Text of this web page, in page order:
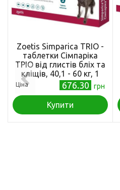
Zoetis Simparica TRIO -
таблетки Сімпаріка
ТРІО від глистів бліх та
кліщів, 40,1 - 60 кг, 1
таблетка
Ціна 676.30 грн
Купити